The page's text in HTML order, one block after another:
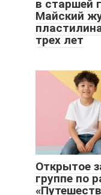
в старшей
Майский
трех лет
Открытое
группе по